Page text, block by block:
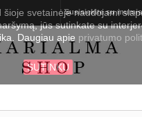
Susisiekite su mumis
šioje svetainėje naudojami
jūs sutinkate su
Daugiau apie privatumo
SUTINKU